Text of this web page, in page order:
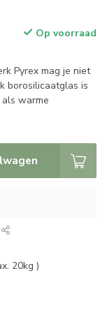
Op voorraad
Pyrex mag je niet
borosilicaatglas is
warme
20kg )